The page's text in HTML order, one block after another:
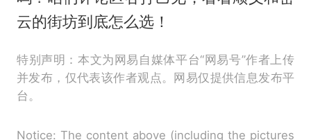
云的街坊到底怎么选！
特别声明：本文为网易自媒体平台“网易号”作者上传
并发布，仅代表该作者观点。网易仅提供信息发布平
台。
Notice: The content above (including the pictures